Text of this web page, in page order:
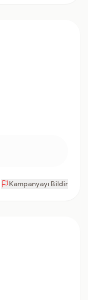
Kampanyayı Bildir